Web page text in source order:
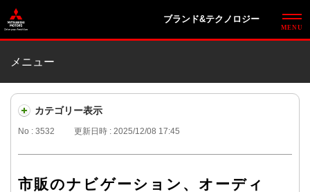
ブランド&テクノロジー
メニュー
カテゴリー表示
No : 3532 更新日時 : 2025/12/08 17:45
市販のナビゲーション、オーディ